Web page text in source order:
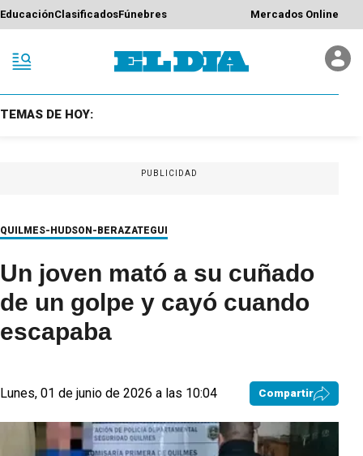
EducaciónClasificadosFúnebres Mercados Online
TEMAS DE HOY:
PUBLICIDAD
QUILMES-HUDSON-BERAZATEGUI
Un joven mató a su cuñado
de un golpe y cayó cuando
escapaba
Lunes, 01 de junio de 2026 a las 10:04 Compartir